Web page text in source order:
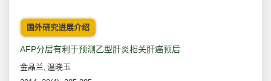
国外研究进展介绍
AFP分层有利于预测乙型肝炎相关肝癌预后
金晶兰, 温晓玉